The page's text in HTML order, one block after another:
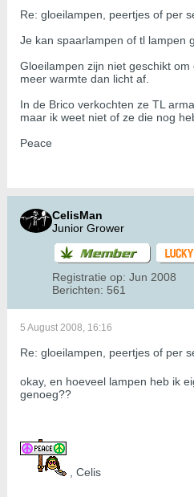
Re: gloeilampen, peertjes of per
Je kan spaarlampen of tl lampen
Gloeilampen zijn niet geschikt
meer warmte dan licht af.
In de Brico verkochten ze TL
maar ik weet niet of ze die nog
Peace
CelisMan
Junior Grower
Registratie op: Jun 2008
Berichten: 561
5 August 2008, 16:16
Re: gloeilampen, peertjes of per
okay, en hoeveel lampen heb ik
genoeg??
, Celis